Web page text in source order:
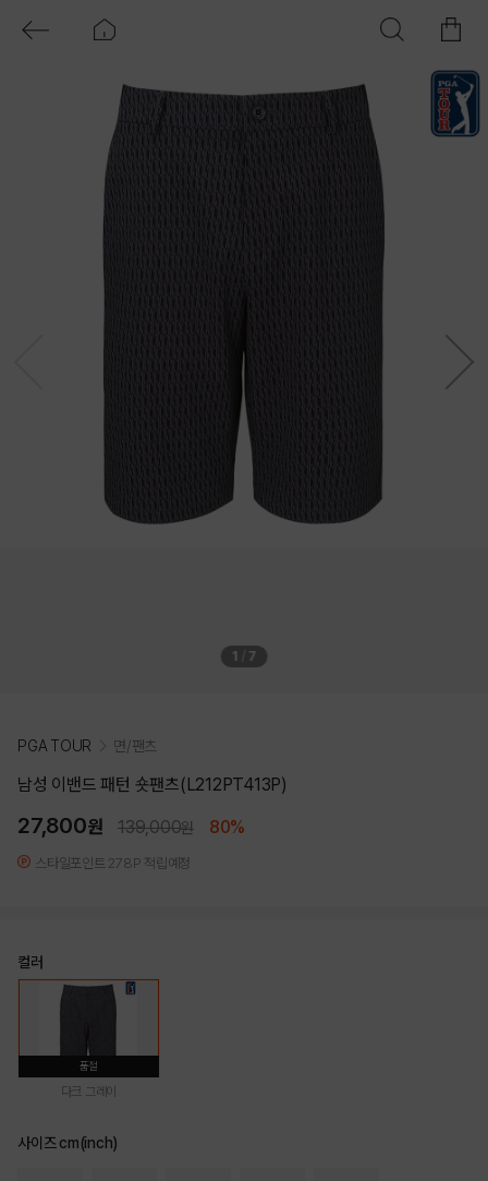
1 7
PGA TOUR 면/팬츠
남성 이밴드 패턴 숏팬츠(L212PT413P)
27,800원 139,000원 80%
스타일포인트 278P 적립예정
컬러
품절
다크 그레이
사이즈 cm(inch)